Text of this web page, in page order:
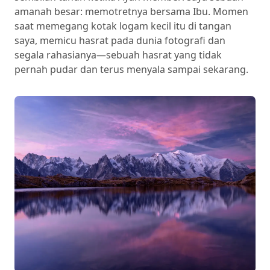
amanah besar: memotretnya bersama Ibu. Momen
saat memegang kotak logam kecil itu di tangan
saya, memicu hasrat pada dunia fotografi dan
segala rahasianya—sebuah hasrat yang tidak
pernah pudar dan terus menyala sampai sekarang.